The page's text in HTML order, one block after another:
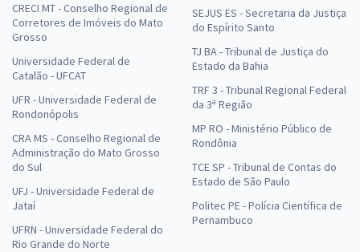
CRECI MT - Conselho Regional de
Corretores de Imóveis do Mato
Grosso
Universidade Federal de
Catalão - UFCAT
UFR - Universidade Federal de
Rondonópolis
CRA MS - Conselho Regional de
Administração do Mato Grosso
do Sul
UFJ - Universidade Federal de
Jataí
UFRN - Universidade Federal do
Rio Grande do Norte
SEJUS ES - Secretaria da Justiça
do Espírito Santo
TJ BA - Tribunal de Justiça do
Estado da Bahia
TRF 3 - Tribunal Regional Federal
da 3ª Região
MP RO - Ministério Público de
Rondônia
TCE SP - Tribunal de Contas do
Estado de São Paulo
Politec PE - Polícia Científica de
Pernambuco